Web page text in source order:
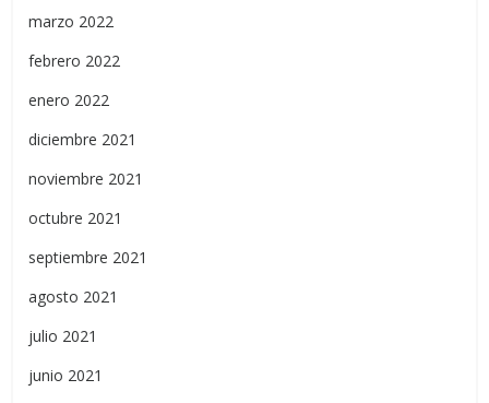
marzo 2022
febrero 2022
enero 2022
diciembre 2021
noviembre 2021
octubre 2021
septiembre 2021
agosto 2021
julio 2021
junio 2021